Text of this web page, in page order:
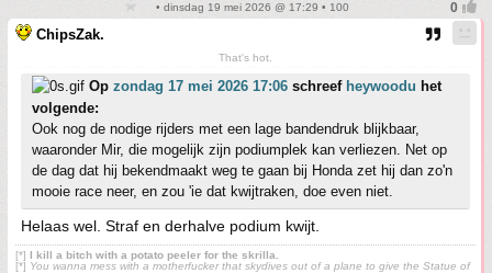
• dinsdag 19 mei 2026 @ 17:29 • 100
ChipsZak.
That's hot.
Op zondag 17 mei 2026 17:06 schreef heywoodu het
volgende:
Ook nog de nodige rijders met een lage bandendruk blijkbaar,
waaronder Mir, die mogelijk zijn podiumplek kan verliezen. Net op
de dag dat hij bekendmaakt weg te gaan bij Honda zet hij dan zo'n
mooie race neer, en zou 'ie dat kwijtraken, doe even niet.
Helaas wel. Straf en derhalve podium kwijt.
[*] I kill a bitch with a potato peeler for the skrilla.
[*] You wanna mess with a motherfucker that skydives out of a plane to give the Statue of